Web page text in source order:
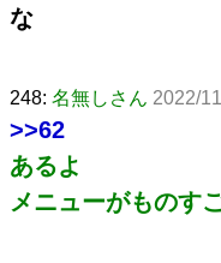
な
248: 名無しさん 2022/
>>62
あるよ
メニューがものす